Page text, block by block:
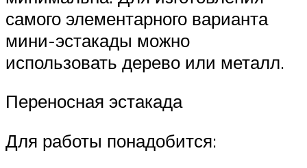
самого элементарного варианта
мини-эстакады можно
использовать дерево или металл.
Переносная эстакада
Для работы понадобится: